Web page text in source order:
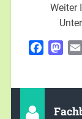
Weiter
Facebook